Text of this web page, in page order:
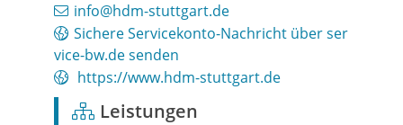
info@hdm-stuttgart.de
Sichere Servicekonto-Nachricht über ser
vice-bw.de senden
https://www.hdm-stuttgart.de
Leistungen